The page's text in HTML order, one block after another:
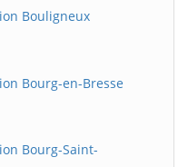
Bouligneux
Bourg-en-Bresse
Bourg-Saint-